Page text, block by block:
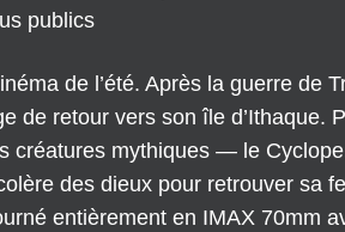
publics
de l’été. Après la guerre de
de retour vers son île d’Ithaque.
créatures mythiques — le
des dieux pour retrouver sa
entièrement en IMAX 70mm